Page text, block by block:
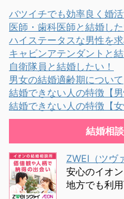
バツイチでも効率良く婚
医師・歯科医師と結婚し
ハイステータスな男性を
キャビンアテンダントと
自衛隊員と結婚したい！
男女の結婚適齢期について
結婚できない人の特徴【男
結婚できない人の特徴【女
結婚相
ZWEI（ツヴ
安心のイオ
地方でも利